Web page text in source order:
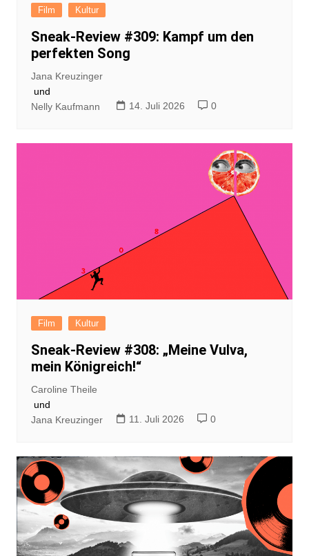
Film Kultur
Sneak-Review #309: Kampf um den
perfekten Song
Jana Kreuzinger
und
Nelly Kaufmann
14. Juli 2026 0
Film Kultur
Sneak-Review #308: „Meine Vulva,
mein Königreich!“
Caroline Theile
und
Jana Kreuzinger
11. Juli 2026 0